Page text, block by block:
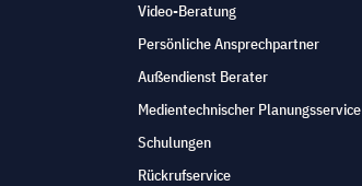
Video-Beratung
Persönliche Ansprechpartner
Außendienst Berater
Medientechnischer Planungsservice
Schulungen
Rückrufservice